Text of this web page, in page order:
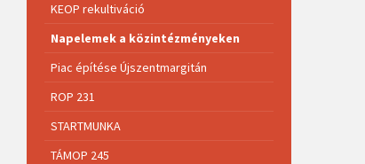
KEOP rekultiváció
Napelemek a közintézményeken
Piac építése Újszentmargitán
ROP 231
STARTMUNKA
TÁMOP 245